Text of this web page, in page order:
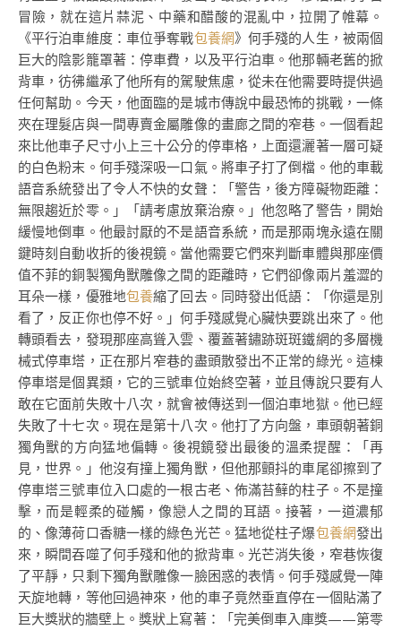
冒險，就在這片蒜泥、中藥和醋酸的混亂中，拉開了帷幕。
《平行泊車維度：車位爭奪戰包養網》何手殘的人生，被兩個
巨大的陰影籠罩著：停車費，以及平行泊車。他那輛老舊的掀
背車，彷彿繼承了他所有的駕駛焦慮，從未在他需要時提供過
任何幫助。今天，他面臨的是城市傳說中最恐怖的挑戰，一條
夾在理髮店與一間專賣金屬雕像的畫廊之間的窄巷。一個看起
來比他車子尺寸小上三十公分的停車格，上面還灑著一層可疑
的白色粉末。何手殘深吸一口氣。將車子打了倒檔。他的車載
語音系統發出了令人不快的女聲：「警告，後方障礙物距離：
無限趨近於零。」「請考慮放棄治療。」他忽略了警告，開始
緩慢地倒車。他最討厭的不是語音系統，而是那兩塊永遠在關
鍵時刻自動收折的後視鏡。當他需要它們來判斷車體與那座價
值不菲的銅製獨角獸雕像之間的距離時，它們卻像兩片羞澀的
耳朵一樣，優雅地包養縮了回去。同時發出低語：「你還是別
看了，反正你也停不好。」何手殘感覺心臟快要跳出來了。他
轉頭看去，發現那座高聳入雲、覆蓋著鏽跡斑斑鐵網的多層機
械式停車塔，正在那片窄巷的盡頭散發出不正常的綠光。這棟
停車塔是個異類，它的三號車位始終空著，並且傳說只要有人
敢在它面前失敗十八次，就會被傳送到一個泊車地獄。他已經
失敗了十七次。現在是第十八次。他打了方向盤，車頭朝著銅
獨角獸的方向猛地偏轉。後視鏡發出最後的溫柔提醒：「再
見，世界。」他沒有撞上獨角獸，但他那顫抖的車尾卻擦到了
停車塔三號車位入口處的一根古老、佈滿苔蘚的柱子。不是撞
擊，而是輕柔的碰觸，像戀人之間的耳語。接著，一道濃郁
的、像薄荷口香糖一樣的綠色光芒。猛地從柱子爆包養網發出
來，瞬間吞噬了何手殘和他的掀背車。光芒消失後，窄巷恢復
了平靜，只剩下獨角獸雕像一臉困惑的表情。何手殘感覺一陣
天旋地轉，等他回過神來，他的車子竟然垂直停在一個貼滿了
巨大獎狀的牆壁上。獎狀上寫著：「完美倒車入庫獎——第零